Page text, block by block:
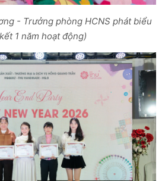
- Trưởng phòng HCNS phát biểu
1 năm hoạt động)